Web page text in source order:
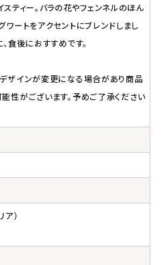
ティー。バラの花やフェンネルのほん
ートをアクセントにブレンドしまし
食後におすすめです。
ザインが変更になる場合があり商品
性がございます。予めご了承ください
）